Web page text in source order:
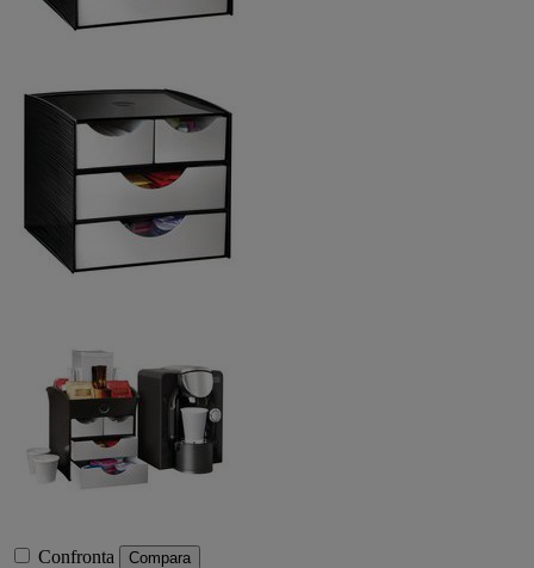
Confronta Compara